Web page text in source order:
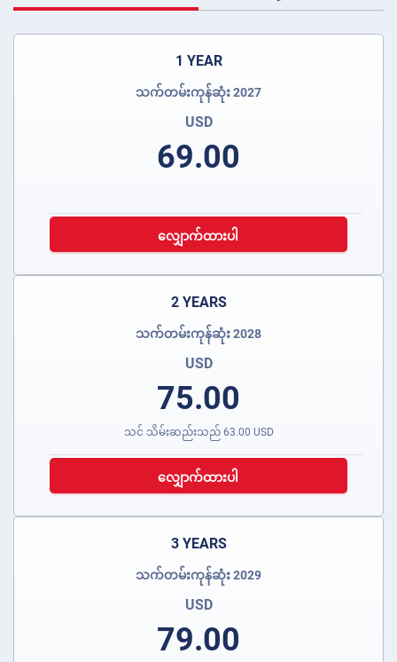
1 YEAR
သက်တမ်းကုန်ဆုံး 2027
USD
69.00
လျှောက်ထားပါ
2 YEARS
သက်တမ်းကုန်ဆုံး 2028
USD
75.00
သင် သိမ်းဆည်းသည် 63.00 USD
လျှောက်ထားပါ
3 YEARS
သက်တမ်းကုန်ဆုံး 2029
USD
79.00